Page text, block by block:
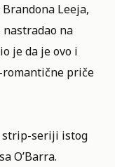
Leeja,
na
je da je ovo i
priče
strip-seriji istog
O’Barra.